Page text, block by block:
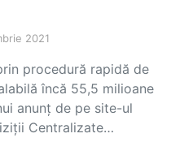
2021
procedură rapidă de
încă 55,5 milioane
anunț de pe site-ul
Centralizate…